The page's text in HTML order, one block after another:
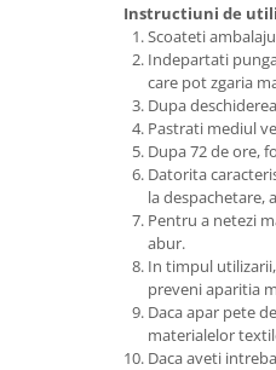
Instructiuni de
Scoateti
Indepartati
care pot zgaria
Dupa
Pastrati mediul
Dupa 72 de ore,
Datorita
la despachetare,
Pentru a netezi
abur.
In timpul
preveni aparitia
Daca apar pete
materialelor
Daca aveti